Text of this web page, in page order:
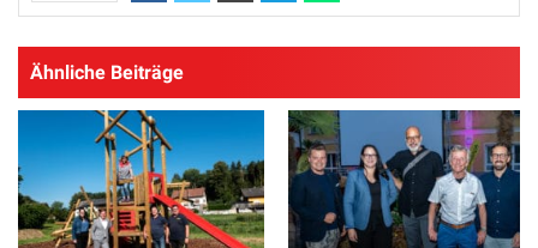
Ähnliche Beiträge